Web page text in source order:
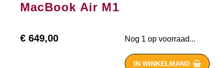
MacBook Air M1
€ 649,00 Nog 1 op voorraad...
IN WINKELMAND 